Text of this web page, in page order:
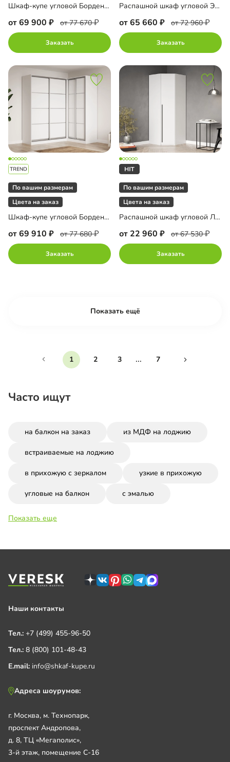
Шкаф-купе угловой Борден-6-1 1600
от 69 900 от 77 670
Заказать
Распашной шкаф угловой Элавия-2-450 с антресолью
от 65 660 от 72 960
Заказать
По вашим размерам
Цвета на заказ
Шкаф-купе угловой Борден-6-4 1600
от 69 910 от 77 680
Заказать
По вашим размерам
Цвета на заказ
Распашной шкаф угловой Лорэна-800
от 22 960 от 67 530
Заказать
Показать ещё
1 2 3 ... 7
Часто ищут
на балкон на заказ из МДФ на лоджию
встраиваемые на лоджию
в прихожую с зеркалом узкие в прихожую
угловые на балкон с эмалью
Показать еще
Наши контакты
Тел.: +7 (499) 455-96-50
Тел.: 8 (800) 101-48-43
E.mail: info@shkaf-kupe.ru
Адреса шоурумов:
г. Москва, м. Технопарк,
проспект Андропова,
д. 8, ТЦ «Мегаполис»,
3-й этаж, помещение С-16